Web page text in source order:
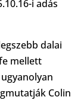
i adás
dalai
mellett
Colin